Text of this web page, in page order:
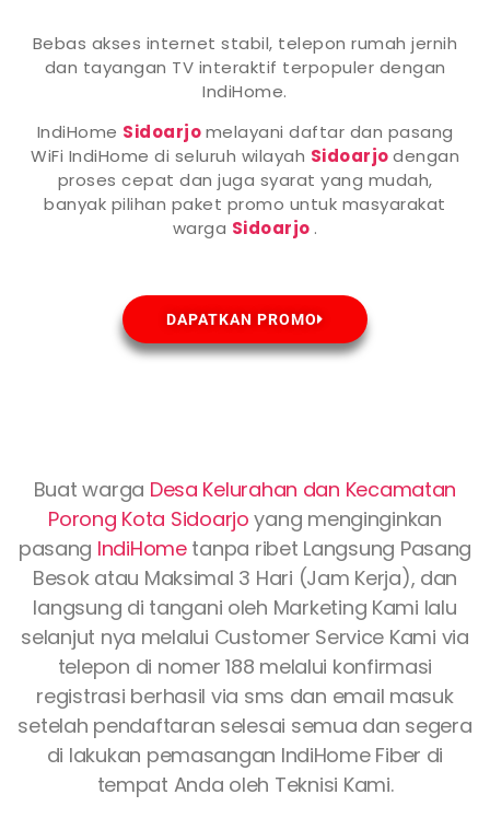
Bebas akses internet stabil, telepon rumah jernih
dan tayangan TV interaktif terpopuler dengan
IndiHome.
IndiHome Sidoarjomelayani daftar dan pasang
WiFi IndiHome di seluruh wilayah Sidoarjodengan
proses cepat dan juga syarat yang mudah,
banyak pilihan paket promo untuk masyarakat
warga Sidoarjo .
DAPATKAN PROMO
Buat warga Desa Kelurahan dan Kecamatan
Porong Kota Sidoarjo yang menginginkan
pasang IndiHometanpa ribet Langsung Pasang
Besok atau Maksimal 3 Hari (Jam Kerja), dan
langsung di tangani oleh Marketing Kami lalu
selanjut nya melalui Customer Service Kami via
telepon di nomer 188 melalui konfirmasi
registrasi berhasil via sms dan email masuk
setelah pendaftaran selesai semua dan segera
di lakukan pemasangan IndiHome Fiber di
tempat Anda oleh Teknisi Kami.